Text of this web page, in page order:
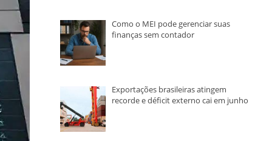
Como o MEI pode gerenciar suas
finanças sem contador
Exportações brasileiras atingem
recorde e déficit externo cai em junho